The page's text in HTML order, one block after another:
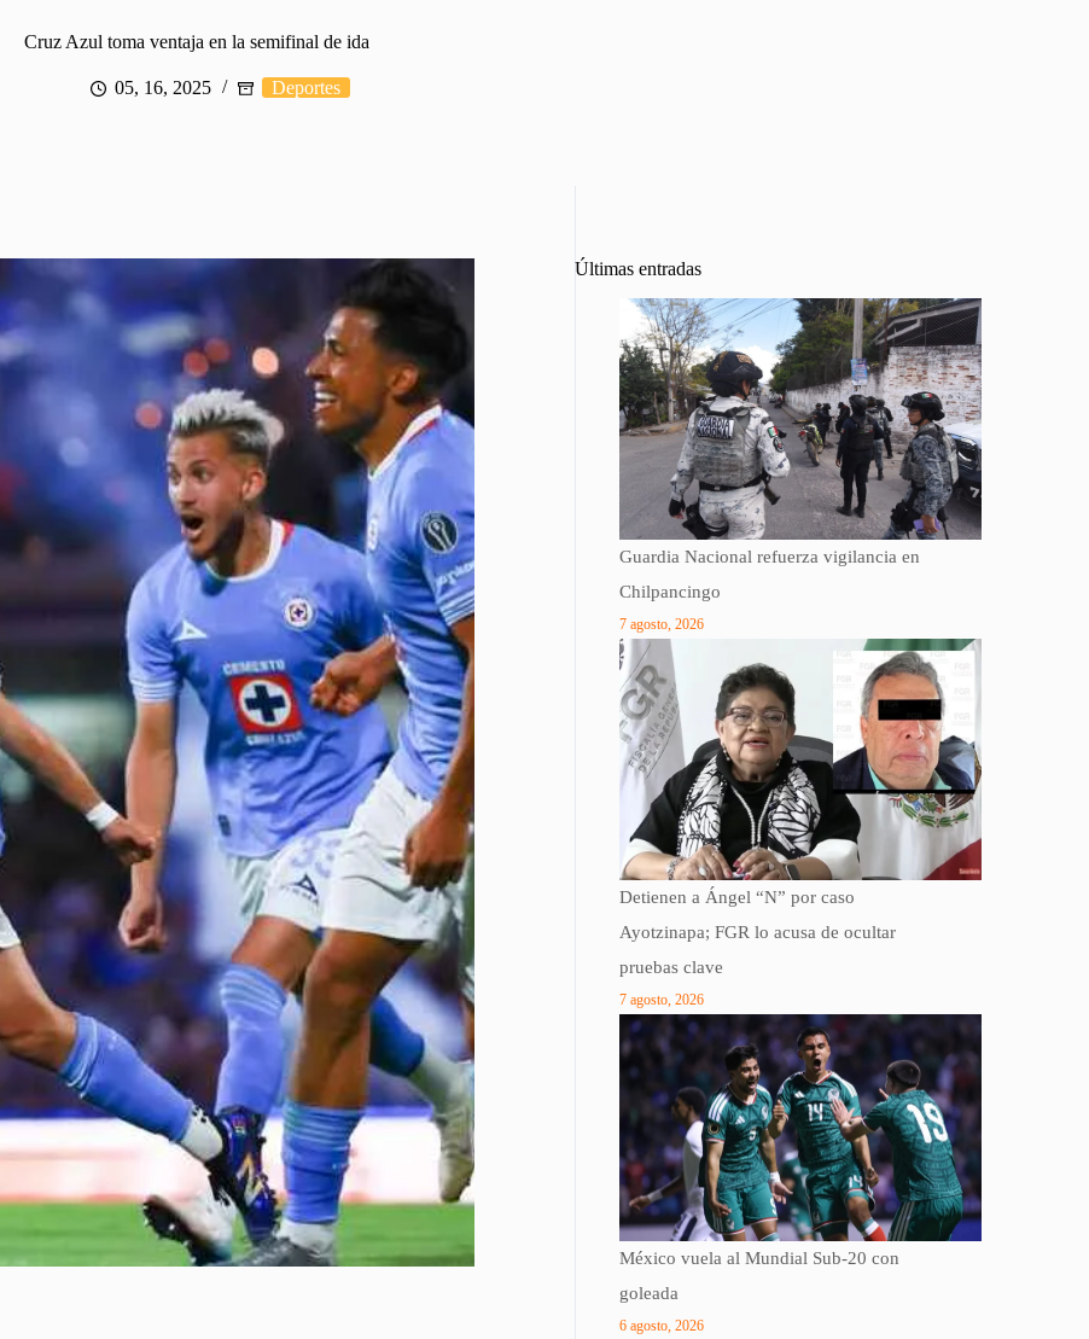
Cruz Azul toma ventaja en la semifinal de ida
05, 16, 2025 Deportes
Últimas entradas
Guardia Nacional refuerza vigilancia en
Chilpancingo
7 agosto, 2026
Detienen a Ángel “N” por caso
Ayotzinapa; FGR lo acusa de ocultar
pruebas clave
7 agosto, 2026
México vuela al Mundial Sub-20 con
goleada
6 agosto, 2026